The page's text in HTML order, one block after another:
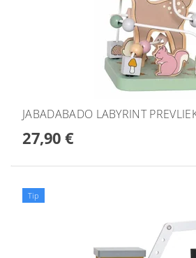
JABADABADO LABYRINT
27,90 €
Tip